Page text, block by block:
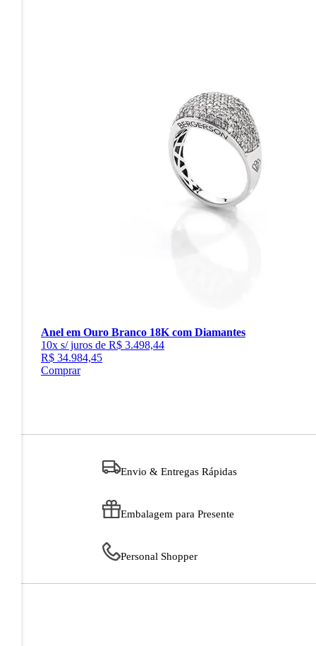
Anel em Ouro Branco 18K com Diamantes
10x s/ juros de R$ 3.498,44
R$ 34.984,45
Comprar
Envio & Entregas Rápidas
Embalagem para Presente
Personal Shopper